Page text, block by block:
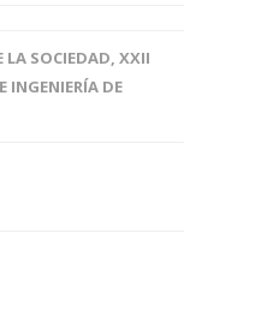
LA SOCIEDAD, XXII
INGENIERÍA DE